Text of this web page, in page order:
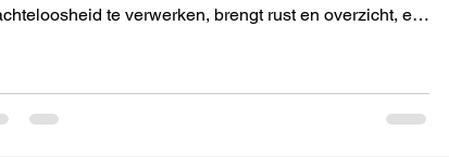
te verwerken, brengt rust en overzicht, en
en kleine geluksmomenten terug te vinden. Ik geef
praktische tips en oefeningen om er meteen mee